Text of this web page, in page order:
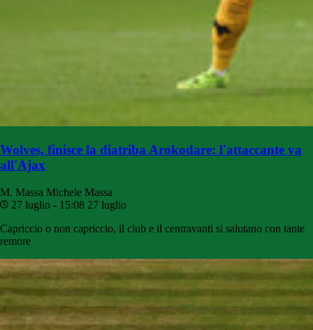
Wolves, finisce la diatriba Arokodare: l'attaccante va
all'Ajax
M. Massa Michele Massa
27 luglio - 15:08 27 luglio
Capriccio o non capriccio, il club e il centravanti si salutano con tante
remore